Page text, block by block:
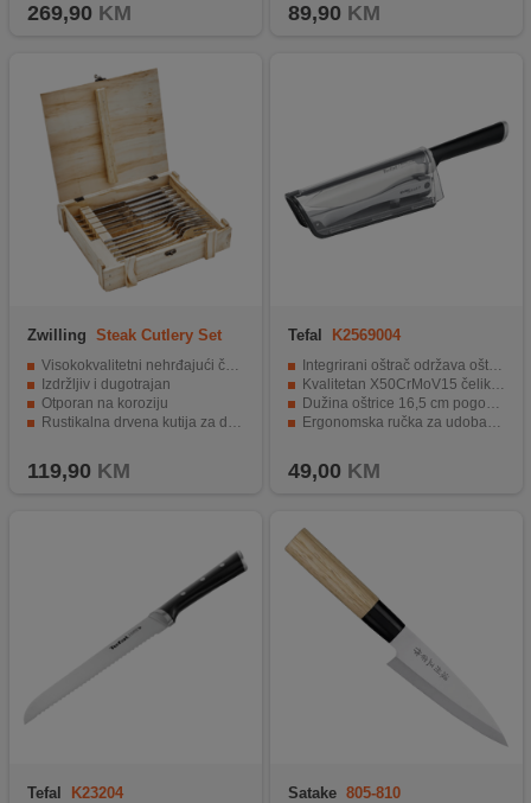
269,90 KM 89,90 KM
Zwilling Steak Cutlery Set
Visokokvalitetni nehrđajući čelik
Izdržljiv i dugotrajan
Otporan na koroziju
Rustikalna drvena kutija za darivanje
119,90 KM
Tefal K2569004
Integrirani oštrač održava oštrinu bez dodatnih alata
Kvalitetan X50CrMoV15 čelik za izdržljivost i otpornost
Dužina oštrice 16,5 cm pogodna za širok spektar kuhinjskih zadataka
Ergonomska ručka za udoban i siguran rad
49,00 KM
Tefal K23204 Satake 805-810